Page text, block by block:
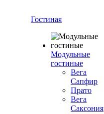
Гостиная
Модульные
гостиные
Вега
Сапфир
Прато
Вега
Саксония